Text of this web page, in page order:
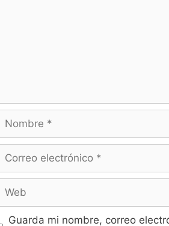
electrónico
Guarda mi nombre, correo